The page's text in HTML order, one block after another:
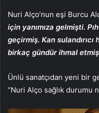
Nuri Alço’nun eşi Burcu
için yanımıza gelmişti.
geçirmiş. Kan
birkaç gündür ihmal
Ünlü sanatçıdan yeni bir
“Nuri Alço sağlık durumu